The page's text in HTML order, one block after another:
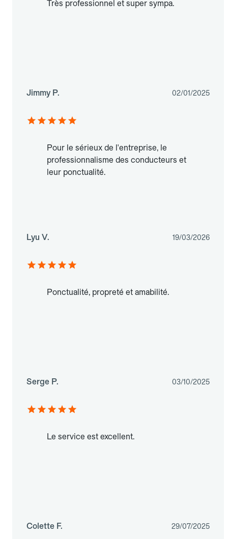
Très professionnel et super sympa.
Jimmy P. 02/01/2025
Pour le sérieux de l'entreprise, le
professionnalisme des conducteurs et
leur ponctualité.
Lyu V. 19/03/2026
Ponctualité, propreté et amabilité.
Serge P. 03/10/2025
Le service est excellent.
Colette F. 29/07/2025